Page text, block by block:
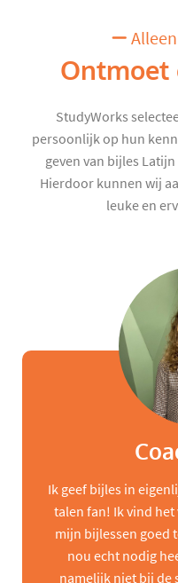
Ontmoet
StudyWorks
persoonlijk op hun
geven van bijles
Hierdoor kunnen wij
leuke en
Ik geef bijles in
talen fan! Ik vind
mijn bijlessen goed
nou echt nodig
namelijk niet bij de